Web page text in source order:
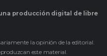
producción digital de libre
la opinión de la editorial.
este material.